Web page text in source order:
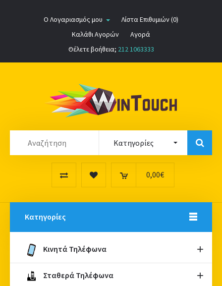
Ο Λογαριασμός μου
Λίστα Επιθυμιών (0)
Καλάθι Αγορών
Αγορά
Θέλετε βοήθεια; 212 1063333
0,00€
Κατηγορίες
Κινητά Τηλέφωνα
Σταθερά Τηλέφωνα